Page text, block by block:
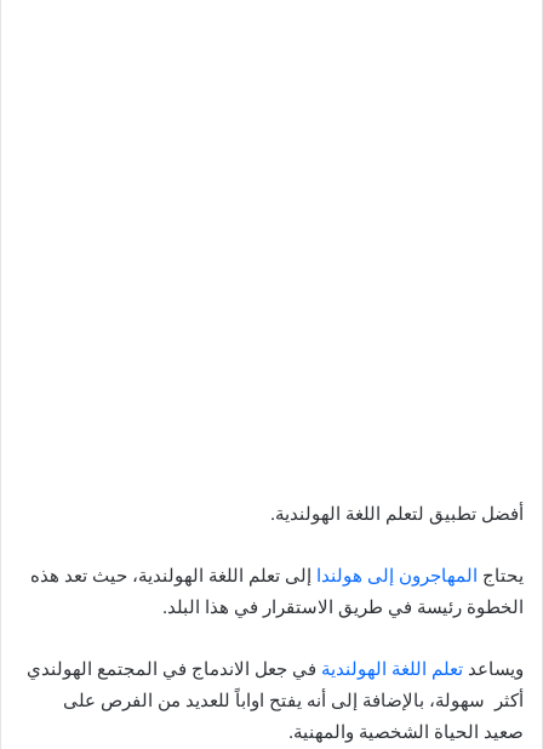
أفضل تطبيق لتعلم اللغة الهولندية.
يحتاج المهاجرون إلى هولندا إلى تعلم اللغة الهولندية، حيث تعد هذه
الخطوة رئيسة في طريق الاستقرار في هذا البلد.
ويساعد تعلم اللغة الهولندية في جعل الاندماج في المجتمع الهولندي
أكثر سهولة، بالإضافة إلى أنه يفتح اواباً للعديد من الفرص على
صعيد الحياة الشخصية والمهنية.